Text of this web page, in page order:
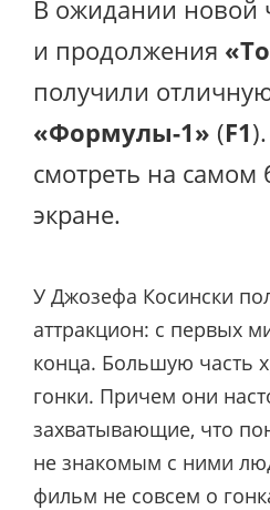
В ожидании новой
и продолжения
получили
«Формулы-1» (F1
смотреть на
экране.
У Джозефа Косински
аттракцион: с первых
конца. Большую часть
гонки. Причем они
захватывающие, что
не знакомым с ними
фильм не совсем о